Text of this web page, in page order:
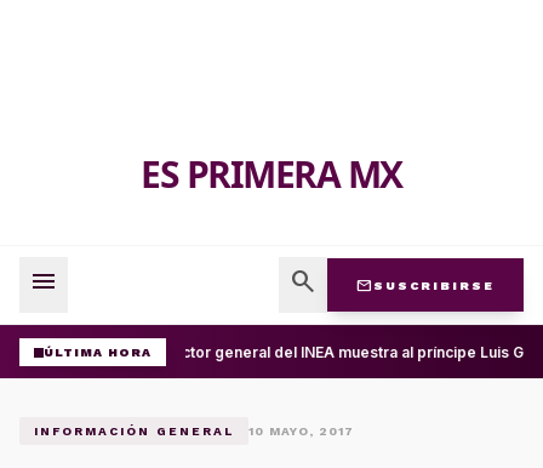
ES PRIMERA MX
menu search mail SUSCRIBIRSE
ÚLTIMA HORADirector general del INEA muestra al príncipe Luis
INFORMACIÓN GENERAL 10 MAYO, 2017